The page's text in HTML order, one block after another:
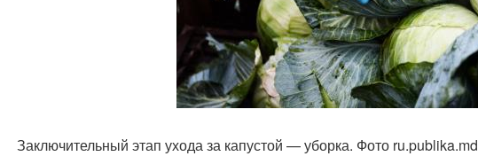
Заключительный этап ухода за капустой — уборка. Фото ru.publika.md